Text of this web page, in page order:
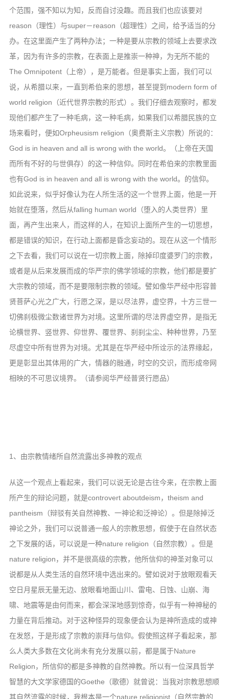
个范围，强不知以为知，反而自讨没趣。而且我们也应该要对
reason（理性）与super－reason（超理性）之间，给予适当的分
办。在这里面产生了两种办法；一种是要从宗教的领域上去要求改
革，因为有许多的宗教，在表面上是推崇一种神，为无所不能的
The Omnipotent（上帝），是万能者。但是事实上面，我们可以
说，从希腊以来，一直到希伯来的思想，甚至提到modern form of
world religion（近代世界宗教的形式）。我们仔细去观察时，都发
现他们都产生了一种毛病，这一种毛病，如果我们以希腊民族的立
场来看时，便如Orpheusism religion（奥费斯主义宗教）所说的：
God is in heaven and all is wrong with the world。（上帝在天国
而所有不好的与世俱存）的这一种信仰。同时在希伯来的宗教里面
也有God is in heaven and all is wrong with the world。的信仰。
如此说来，似乎好像认为在人所生活的这一个世界上面，他是一开
始就在堕落，然后从falling human world（堕入的人类世界）里
面，再产生出来人，而这样的人，在知识上面所产生的一切思想，
都是错误的知识，在行动上面都是昏念妄动的。现在从这一个情形
之下去看，我们可以说在一切宗教上面，除掉印度婆罗门的宗教，
或者是从后来发展而成的华严宗的佛学领域的宗教，他们都是要扩
大宗教的领域，而不是要限制宗教的领域。譬如像华严经中形容普
贤菩萨心光之广大，行愿之深，是以尽法界，虚空界，十方三世一
切佛刹极微尘数诸世界为对境。这里所谓的尽法界虚空界，是指无
论横世界、竖世界、仰世界、覆世界、刹刹尘尘、种种世界，乃至
尽虚空中所有世界为对境。尤其是在华严经中所诠示的法界缘起，
更是彰显出其体用的广大，情器的融通，时空的交识，而形成帝网
相映的不可思议境界。（请参阅华严经普贤行愿品）
1、由宗教情绪所自然流露出多神教的观点
从这一个观点上看起来，我们可以说无论是古往今来，在宗教上面
所产生的辩论问题，就是controvert aboutdeism，theism and
pantheism（辩驳有关自然神教、一神论和泛神论）。但是除掉泛
神论之外，我们可以说普通一般人的宗教思想，假使于在自然状态
之下发展的话，可以说是一种nature religion（自然宗教）。但是
nature religion，并不是很高级的宗教，他所信仰的神圣对象可以
说都是从人类生活的自然环境中选出来的。譬如说对于放眼观看天
空日月星辰无量无边、放眼看地面山川、雷电、日蚀、山崩、海
啸、地震等是由何而来，都会深深地感到惊奇，似乎有一种神秘的
力量在背后推动。对于这种怪异的现象便会认为是神所造成的或神
在发怒，于是形成了宗教的崇拜与信仰。假使照这样子看起来，那
么人类大多数在文化尚未有充分发展以前，都是属于Nature
Religion，所信仰的都是多神教的自然神教。所以有一位深具哲学
智慧的大文学家德国的Goethe（歌德）就曾说：当我对宗教思想顺
其自然流露的时候，我根本是一个nature religionist（自然宗教的